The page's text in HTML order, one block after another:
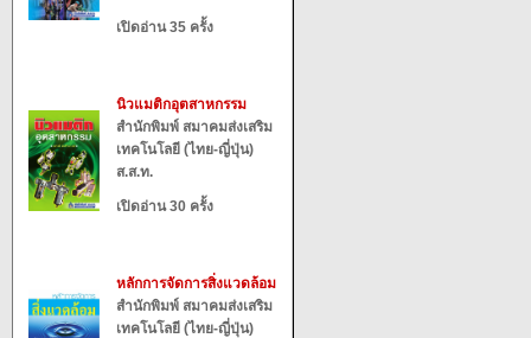
เปิดอ่าน 35 ครั้ง
นิวแมติกอุตสาหกรรม
สำนักพิมพ์ สมาคมส่งเสริม
เทคโนโลยี (ไทย-ญี่ปุ่น)
ส.ส.ท.
เปิดอ่าน 30 ครั้ง
หลักการจัดการสิ่งแวดล้อม
สำนักพิมพ์ สมาคมส่งเสริม
เทคโนโลยี (ไทย-ญี่ปุ่น)